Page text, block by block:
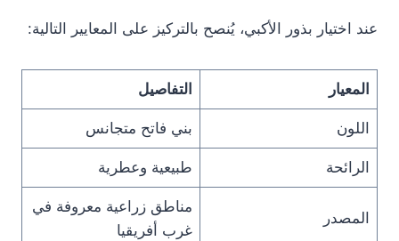
عند اختيار بذور الأكبي، يُنصح بالتركيز على المعايير التالية:
المعيار التفاصيل
اللون بني فاتح متجانس
الرائحة طبيعية وعطرية
المصدر
مناطق زراعية معروفة في
غرب أفريقيا